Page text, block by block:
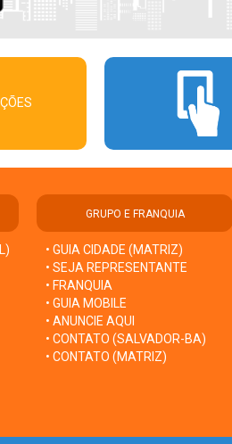
GRUPO E FRANQUIA
• GUIA CIDADE (MATRIZ)
• SEJA REPRESENTANTE
• FRANQUIA
• GUIA MOBILE
• ANUNCIE AQUI
• CONTATO (SALVADOR-BA)
• CONTATO (MATRIZ)